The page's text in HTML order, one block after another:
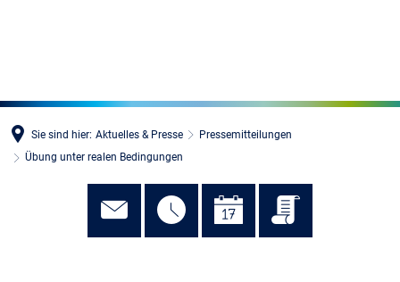
Sie sind hier: Aktuelles & Presse
Pressemitteilungen
Übung unter realen Bedingungen